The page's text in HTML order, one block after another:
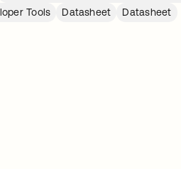
Tools Datasheet Datasheet